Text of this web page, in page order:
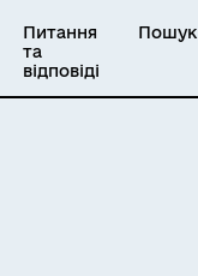
Питання
та
відповіді
Пошук